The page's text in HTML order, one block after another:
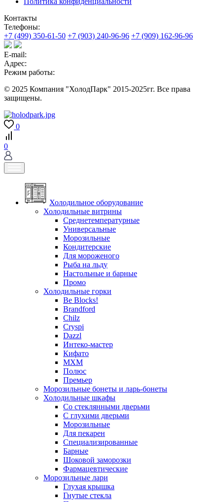
Контакты
Телефоны:
+7 (499) 350-61-50 +7 (903) 240-96-96 +7 (909) 162-96-96
E-mail:
Адрес:
Режим работы:
© 2025 Компания "ХолодПарк" 2015-2025гг. Все права
защищены.
0
0
Холодильное оборудование
Холодильные витрины
Среднетемпературные
Универсальные
Морозильные
Кондитерские
Для мороженого
Рыба на льду
Настольные и барные
Промо
Холодильные горки
Be Blocks!
Brandford
Chilz
Cryspi
Dazzl
Интеко-мастер
Кифато
МХМ
Полюс
Премьер
Морозильные бонеты и ларь-бонеты
Холодильные шкафы
Со стеклянными дверьми
С глухими дверьми
Морозильные
Для пекарен
Специализированные
Барные
Шоковой заморозки
Фармацевтические
Морозильные лари
Глухая крышка
Гнутые стекла